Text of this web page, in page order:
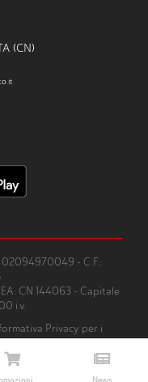
(CN)
02094970049 - C.F.:
CN 144063 - Capitale
i.v.
Privacy per i
Organizzativo ex L.231